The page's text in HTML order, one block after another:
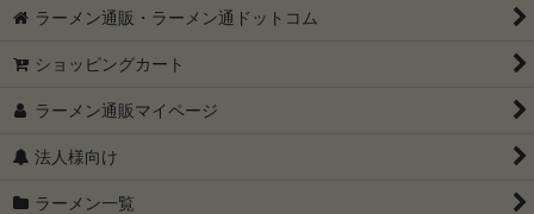
ラーメン通販・ラーメン通ドットコム
ショッピングカート
ラーメン通販マイページ
法人様向け
ラーメン一覧